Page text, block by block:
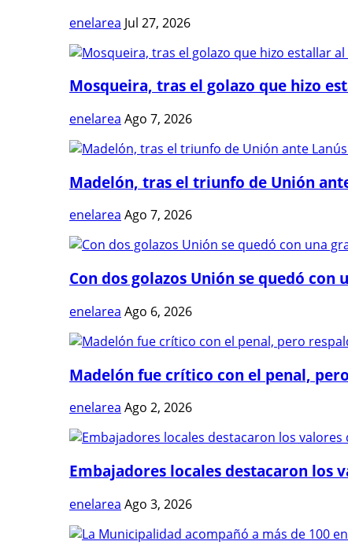
enelarea Jul 27, 2026
Mosqueira, tras el golazo que hizo
enelarea Ago 7, 2026
Madelón, tras el triunfo de Unión
enelarea Ago 7, 2026
Con dos golazos Unión se quedó con
enelarea Ago 6, 2026
Madelón fue crítico con el penal,
enelarea Ago 2, 2026
Embajadores locales destacaron los
enelarea Ago 3, 2026